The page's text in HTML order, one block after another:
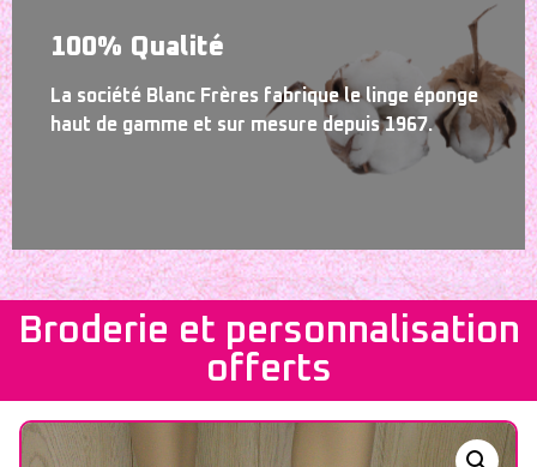
100% Qualité
La société Blanc Frères fabrique le linge éponge
haut de gamme et sur mesure depuis 1967.
Broderie et personnalisation
offerts